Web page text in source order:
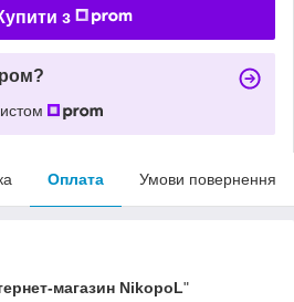
з
Оплата Умови повернення
магазин NikopoL"